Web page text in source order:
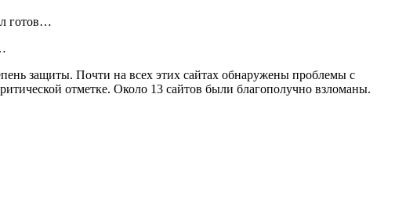
готов…
защиты. Почти на всех этих сайтах обнаружены проблемы с
отметке. Около 13 сайтов были благополучно взломаны.